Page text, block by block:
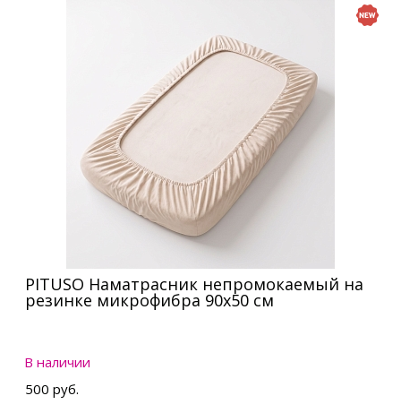
PITUSO Наматрасник непромокаемый на
резинке микрофибра 90х50 см
В наличии
500 руб.